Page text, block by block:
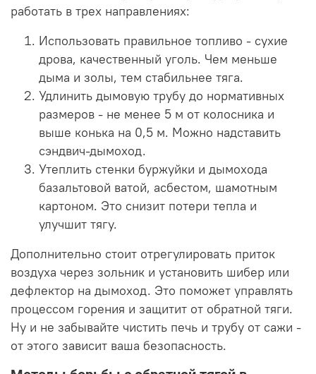
работать в трех направлениях:
Использовать правильное топливо - сухие
дрова, качественный уголь. Чем меньше
дыма и золы, тем стабильнее тяга.
Удлинить дымовую трубу до нормативных
размеров - не менее 5 м от колосника и
выше конька на 0,5 м. Можно надставить
сэндвич-дымоход.
Утеплить стенки буржуйки и дымохода
базальтовой ватой, асбестом, шамотным
картоном. Это снизит потери тепла и
улучшит тягу.
Дополнительно стоит отрегулировать приток
воздуха через зольник и установить шибер или
дефлектор на дымоход. Это поможет управлять
процессом горения и защитит от обратной тяги.
Ну и не забывайте чистить печь и трубу от сажи -
от этого зависит ваша безопасность.